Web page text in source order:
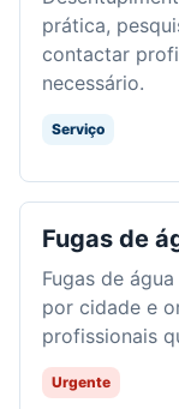
prática,
contactar
necessário.
Serviço
Fugas de
Fugas de
por cidade e
profissionais
Urgente